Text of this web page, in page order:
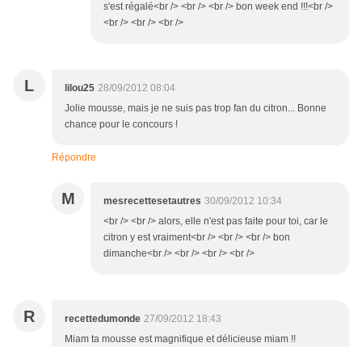
s'est régalé<br /> <br /> <br /> bon week end !!!<br />
<br /> <br /> <br />
L lilou25 28/09/2012 08:04
Jolie mousse, mais je ne suis pas trop fan du citron... Bonne
chance pour le concours !
Répondre
M mesrecettesetautres 30/09/2012 10:34
<br /> <br /> alors, elle n'est pas faite pour toi, car le
citron y est vraiment<br /> <br /> <br /> bon
dimanche<br /> <br /> <br /> <br />
R recettedumonde 27/09/2012 18:43
Miam ta mousse est magnifique et délicieuse miam !!